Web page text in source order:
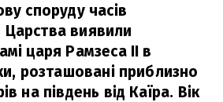
споруду часів
виявили
царя Рамзеса II в
розташовані приблизно
на південь від Каїра. Вік